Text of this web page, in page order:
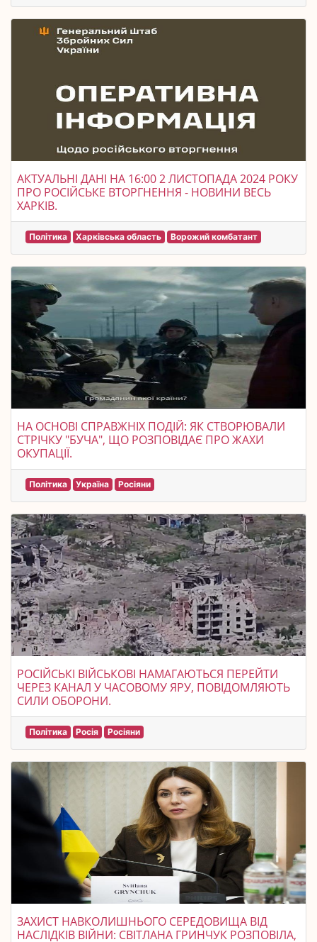
АКТУАЛЬНІ ДАНІ НА 16:00 2 ЛИСТОПАДА 2024 РОКУ
ПРО РОСІЙСЬКЕ ВТОРГНЕННЯ - НОВИНИ ВЕСЬ
ХАРКІВ.
Політика Харківська область Ворожий комбатант
НА ОСНОВІ СПРАВЖНІХ ПОДІЙ: ЯК СТВОРЮВАЛИ
СТРІЧКУ "БУЧА", ЩО РОЗПОВІДАЄ ПРО ЖАХИ
ОКУПАЦІЇ.
Політика Україна Росіяни
РОСІЙСЬКІ ВІЙСЬКОВІ НАМАГАЮТЬСЯ ПЕРЕЙТИ
ЧЕРЕЗ КАНАЛ У ЧАСОВОМУ ЯРУ, ПОВІДОМЛЯЮТЬ
СИЛИ ОБОРОНИ.
Політика Росія Росіяни
ЗАХИСТ НАВКОЛИШНЬОГО СЕРЕДОВИЩА ВІД
НАСЛІДКІВ ВІЙНИ: СВІТЛАНА ГРИНЧУК РОЗПОВІЛА,